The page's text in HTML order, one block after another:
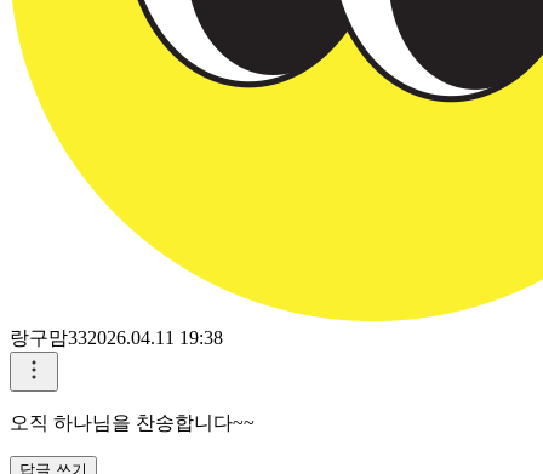
랑구맘33
오직 하나님을 찬송합니다~~